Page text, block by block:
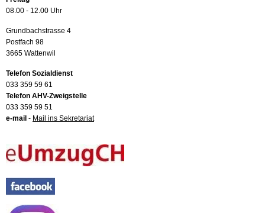
08.00 - 12.00 Uhr
Grundbachstrasse 4
Postfach 98
3665 Wattenwil
Telefon Sozialdienst
033 359 59 61
Telefon AHV-Zweigstelle
033 359 59 51
e-mail - Mail ins Sekretariat